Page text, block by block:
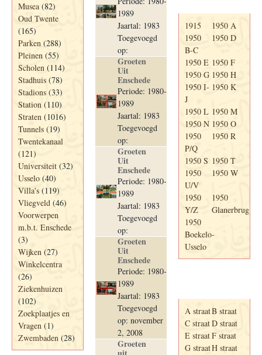
Musea (82)
Oud Twente
(165)
Parken (288)
Pleinen (55)
Scholen (114)
Stadhuis (78)
Stadions (33)
Station (110)
Straten (1016)
Tunnels (19)
Twentekanaal
(121)
Universiteit (32)
Usselo (40)
Villa's (119)
Vliegveld (46)
Voorwerpen
m.b.t. Enschede
(3)
Wijken (27)
Winkelcentra
(26)
Ziekenhuizen
(102)
Zoekplaatjes en
Vragen (1)
Zwembaden (28)
1989
Jaartal: 1983
Toegevoegd
op:
Groeten
Uit
Enschede
Periode: 1980-
1989
Jaartal: 1983
Toegevoegd
op:
Groeten
Uit
Enschede
Periode: 1980-
1989
Jaartal: 1983
Toegevoegd
op:
Groeten
Uit
Enschede
Periode: 1980-
1989
Jaartal: 1983
Toegevoegd
op: november
2, 2008
Groeten
1915
1950 A
1950
B-C
1950 D
1950 E 1950 F
1950 G 1950 H
1950 I-
J
1950 K
1950 L 1950 M
1950 N 1950 O
1950
P/Q
1950 R
1950 S 1950 T
1950
U/V
1950 W
1950
Y/Z
1950
Glanerbrug
1950
Boekelo-
Usselo
A straatB straat
C straatD straat
E straatF straat
G straatH straat